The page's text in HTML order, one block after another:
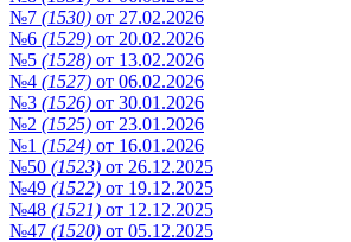
№7 (1530) от 27.02.2026
№6 (1529) от 20.02.2026
№5 (1528) от 13.02.2026
№4 (1527) от 06.02.2026
№3 (1526) от 30.01.2026
№2 (1525) от 23.01.2026
№1 (1524) от 16.01.2026
№50 (1523) от 26.12.2025
№49 (1522) от 19.12.2025
№48 (1521) от 12.12.2025
№47 (1520) от 05.12.2025